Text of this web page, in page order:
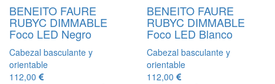
BENEITO FAURE
RUBYC DIMMABLE
Foco LED Negro
Cabezal basculante y
orientable
112,00
BENEITO FAURE
RUBYC DIMMABLE
Foco LED Blanco
Cabezal basculante y
orientable
112,00